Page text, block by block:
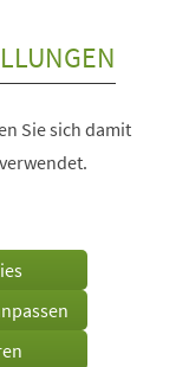
Sie sich damit